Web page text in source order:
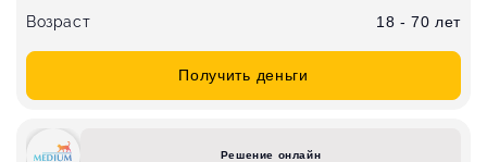
Возраст
18 - 70 лет
Получить деньги
Решение онлайн